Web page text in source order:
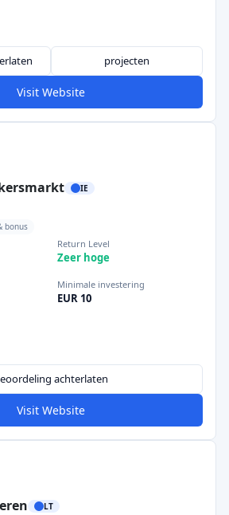
projecten
Visit Website
IE
bonus
Return Level
Zeer hoge
Minimale investering
EUR 10
achterlaten
Visit Website
LT